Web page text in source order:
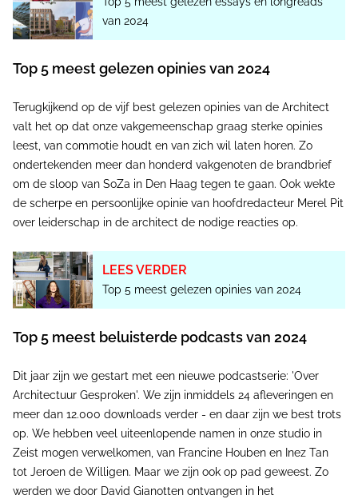
van 2024
Top 5 meest gelezen opinies van 2024
Terugkijkend op de vijf best gelezen opinies van de Architect
valt het op dat onze vakgemeenschap graag sterke opinies
leest, van commotie houdt en van zich wil laten horen. Zo
ondertekenden meer dan honderd vakgenoten de brandbrief
om de sloop van SoZa in Den Haag tegen te gaan. Ook wekte
de scherpe en persoonlijke opinie van hoofdredacteur Merel Pit
over leiderschap in de architect de nodige reacties op.
LEES VERDER
Top 5 meest gelezen opinies van 2024
Top 5 meest beluisterde podcasts van 2024
Dit jaar zijn we gestart met een nieuwe podcastserie: 'Over
Architectuur Gesproken'. We zijn inmiddels 24 afleveringen en
meer dan 12.000 downloads verder - en daar zijn we best trots
op. We hebben veel uiteenlopende namen in onze studio in
Zeist mogen verwelkomen, van Francine Houben en Inez Tan
tot Jeroen de Willigen. Maar we zijn ook op pad geweest. Zo
werden we door David Gianotten ontvangen in het